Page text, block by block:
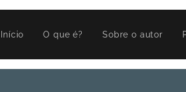
Início O que é? Sobre o autor